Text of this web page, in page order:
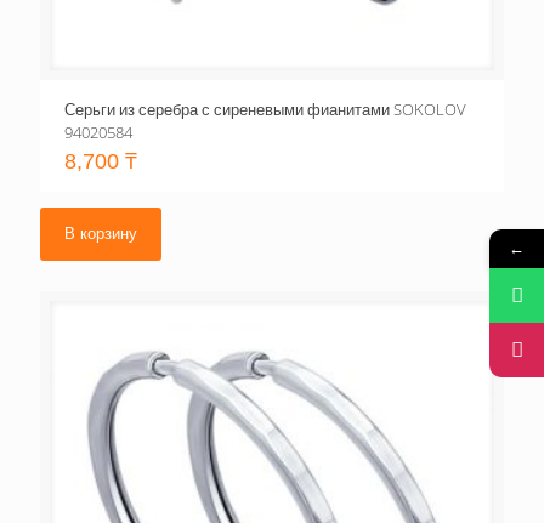
Серьги из серебра с сиреневыми фианитами SOKOLOV
94020584
8,700 ₸
В корзину
←